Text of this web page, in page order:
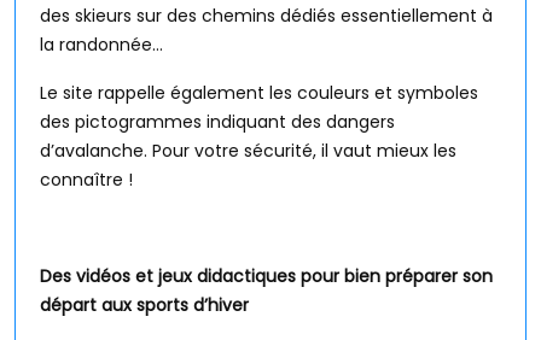
des skieurs sur des chemins dédiés essentiellement à
la randonnée…
Le site rappelle également les couleurs et symboles
des pictogrammes indiquant des dangers
d’avalanche. Pour votre sécurité, il vaut mieux les
connaître !
Des vidéos et jeux didactiques pour bien préparer son
départ aux sports d’hiver